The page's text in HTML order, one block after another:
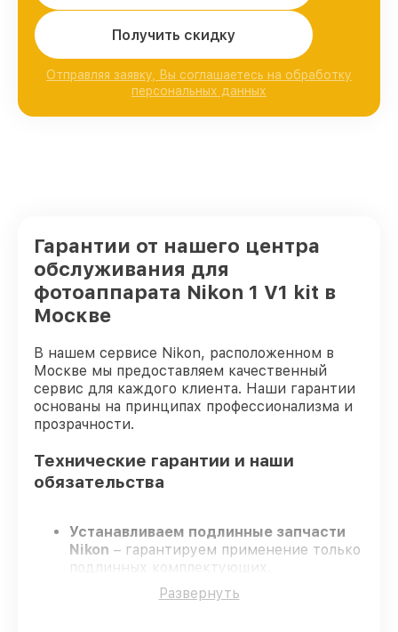
Получить скидку
Отправляя заявку, Вы соглашаетесь на обработку
персональных данных
Гарантии от нашего центра
обслуживания для
фотоаппарата Nikon 1 V1 kit в
Москве
В нашем сервисе Nikon, расположенном в
Москве мы предоставляем качественный
сервис для каждого клиента. Наши гарантии
основаны на принципах профессионализма и
прозрачности.
Технические гарантии и наши
обязательства
Устанавливаем подлинные запчасти
Nikon – гарантируем применение только
подлинных комплектующих.
Квалифицированные мастера
проходят постоянное обучение, что
Развернуть